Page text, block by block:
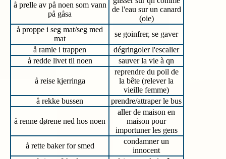
å prelle av på noen som vann
på gåsa
de l'eau sur un canard
(oie)
å proppe i seg mat/seg med
mat
se goinfrer, se gaver
å ramle i trappen
dégringoler l'escalier
å redde livet til noen
sauver la vie à qn
å reise kjerringa
reprendre du poil de
la bête (relever la
vieille femme)
å rekke bussen
prendre/attraper le bus
å renne dørene ned hos noen
aller de maison en
maison pour
importuner les gens
å rette baker for smed
condamner un
innocent